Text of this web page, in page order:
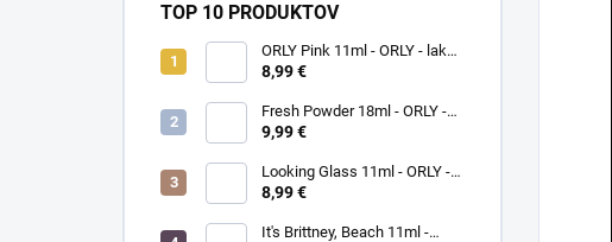
TOP 10 PRODUKTOV
ORLY Pink 11ml - ORLY - lak
na nechty
8,99 €
Fresh Powder 18ml - ORLY -
lak na nechty
9,99 €
Looking Glass 11ml - ORLY -
lak na nechty
8,99 €
It's Brittney, Beach 11ml -